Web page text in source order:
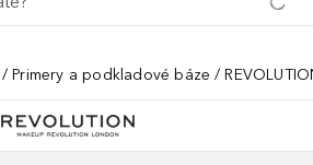
Primery a podkladové báze